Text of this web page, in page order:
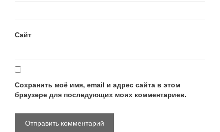
Сайт
Сохранить моё имя, email и адрес сайта в этом
браузере для последующих моих комментариев.